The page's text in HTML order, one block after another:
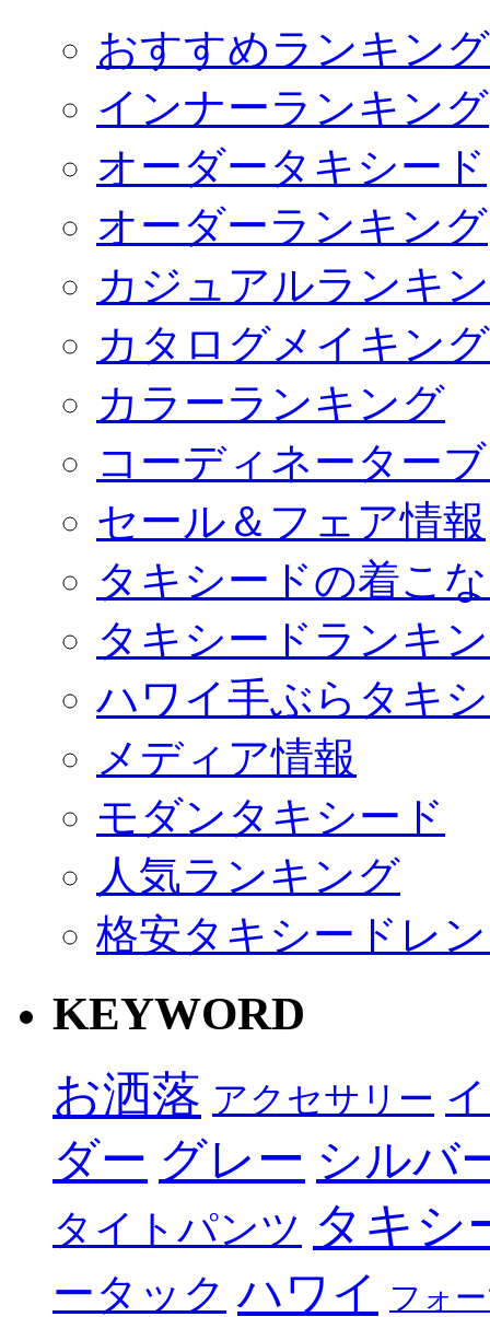
おすすめランキング
インナーランキング
オーダータキシード
オーダーランキング
カジュアルランキ
カタログメイキング
カラーランキング
コーディネーター
セール＆フェア情報
タキシードの着こ
タキシードランキ
ハワイ手ぶらタキ
メディア情報
モダンタキシード
人気ランキング
格安タキシードレ
KEYWORD
お洒落 アクセサリー
ダー グレー シルバ
タイトパンツ タキシ
ータック ハワイ フォ